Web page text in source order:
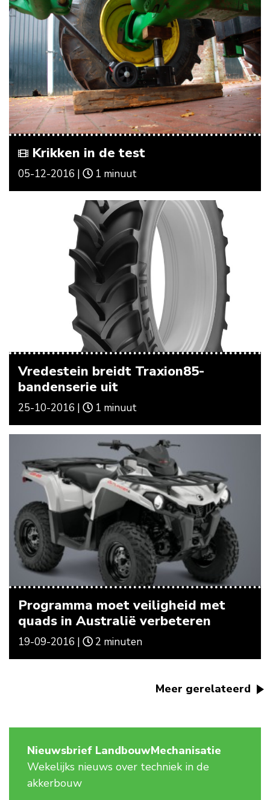
Krikken in de test
05-12-2016 | 1 minuut
Vredestein breidt Traxion85-
bandenserie uit
25-10-2016 | 1 minuut
Programma moet veiligheid met
quads in Australië verbeteren
19-09-2016 | 2 minuten
Meer gerelateerd
Nieuwsbrief LandbouwMechanisatie
Wekelijks nieuws over techniek in de
akkerbouw